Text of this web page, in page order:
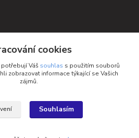
cookies
Váš souhlas s použitím souborů
zobrazovat informace týkající se Vašich
zájmů.
Souhlasím